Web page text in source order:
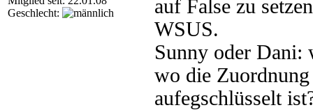
Geschlecht:
auf False zu
WSUS.
Sunny oder Dani:
wo die
aufegschlüsselt